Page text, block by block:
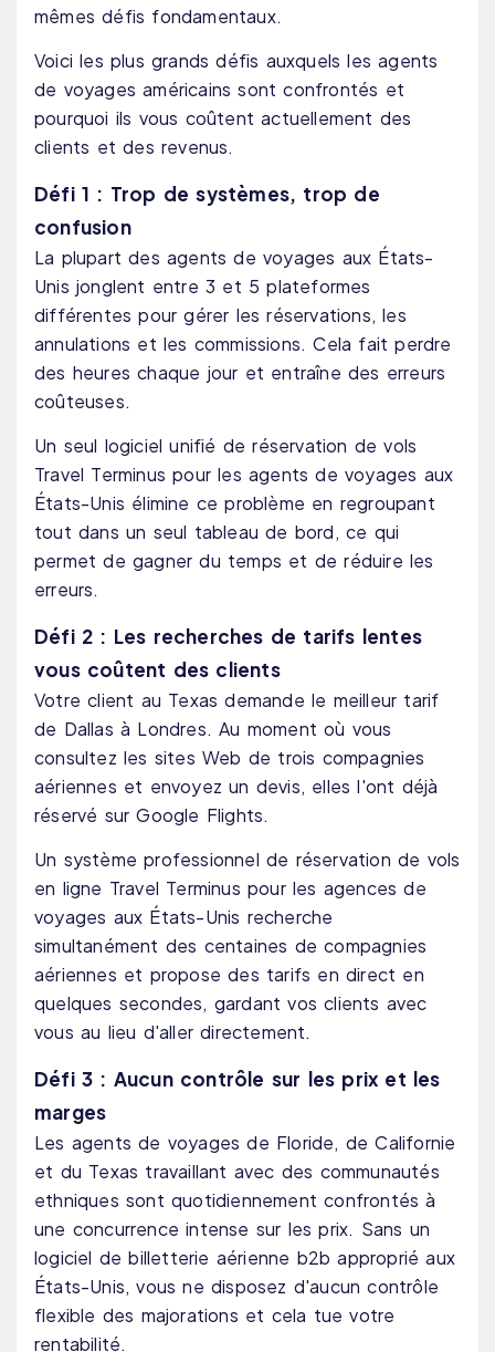
mêmes défis fondamentaux.
Voici les plus grands défis auxquels les agents
de voyages américains sont confrontés et
pourquoi ils vous coûtent actuellement des
clients et des revenus.
Défi 1 : Trop de systèmes, trop de
confusion
La plupart des agents de voyages aux États-
Unis jonglent entre 3 et 5 plateformes
différentes pour gérer les réservations, les
annulations et les commissions. Cela fait perdre
des heures chaque jour et entraîne des erreurs
coûteuses.
Un seul logiciel unifié de réservation de vols
Travel Terminus pour les agents de voyages aux
États-Unis élimine ce problème en regroupant
tout dans un seul tableau de bord, ce qui
permet de gagner du temps et de réduire les
erreurs.
Défi 2 : Les recherches de tarifs lentes
vous coûtent des clients
Votre client au Texas demande le meilleur tarif
de Dallas à Londres. Au moment où vous
consultez les sites Web de trois compagnies
aériennes et envoyez un devis, elles l'ont déjà
réservé sur Google Flights.
Un système professionnel de réservation de vols
en ligne Travel Terminus pour les agences de
voyages aux États-Unis recherche
simultanément des centaines de compagnies
aériennes et propose des tarifs en direct en
quelques secondes, gardant vos clients avec
vous au lieu d'aller directement.
Défi 3 : Aucun contrôle sur les prix et les
marges
Les agents de voyages de Floride, de Californie
et du Texas travaillant avec des communautés
ethniques sont quotidiennement confrontés à
une concurrence intense sur les prix. Sans un
logiciel de billetterie aérienne b2b approprié aux
États-Unis, vous ne disposez d'aucun contrôle
flexible des majorations et cela tue votre
rentabilité.